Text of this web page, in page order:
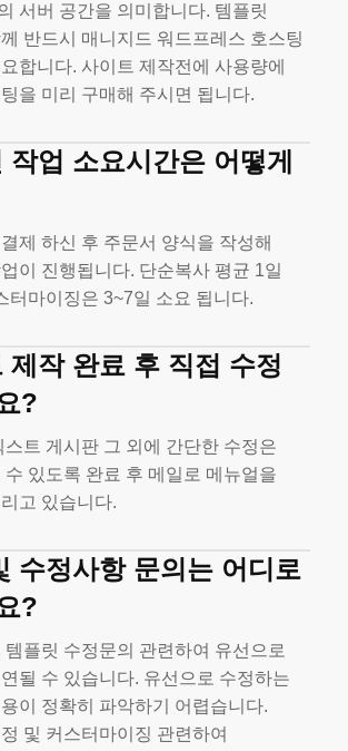
서버 공간을 의미합니다. 템플릿
반드시 매니지드 워드프레스 호스팅
합니다. 사이트 제작전에 사용량에
을 미리 구매해 주시면 됩니다.
작업 소요시간은 어떻게
제 하신 후 주문서 양식을 작성해
이 진행됩니다. 단순복사 평균 1일
터마이징은 3~7일 소요 됩니다.
제작 완료 후 직접 수정
?
스트 게시판 그 외에 간단한 수정은
수 있도록 완료 후 메일로 메뉴얼을
고 있습니다.
수정사항 문의는 어디로
?
템플릿 수정문의 관련하여 유선으로
될 수 있습니다. 유선으로 수정하는
이 정확히 파악하기 어렵습니다.
및 커스터마이징 관련하여